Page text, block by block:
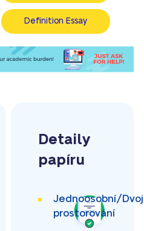
Definition Essay
Detaily
papíru
Jednoosobní/
prostorování